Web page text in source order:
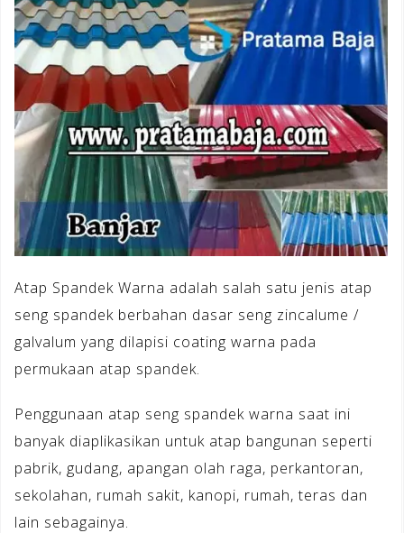
Atap Spandek Warna adalah salah satu jenis atap
seng spandek berbahan dasar seng zincalume /
galvalum yang dilapisi coating warna pada
permukaan atap spandek.
Penggunaan atap seng spandek warna saat ini
banyak diaplikasikan untuk atap bangunan seperti
pabrik, gudang, apangan olah raga, perkantoran,
sekolahan, rumah sakit, kanopi, rumah, teras dan
lain sebagainya.